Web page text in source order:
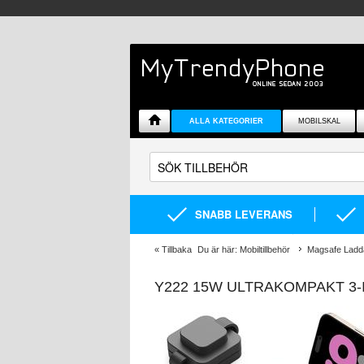
ALLA KATEGORIER MOBILSKAL
SNABB LEVERANS
« Tillbaka Du är här: Mobiltillbehör Magsafe
Y222 15W ULTRAKOMPAKT